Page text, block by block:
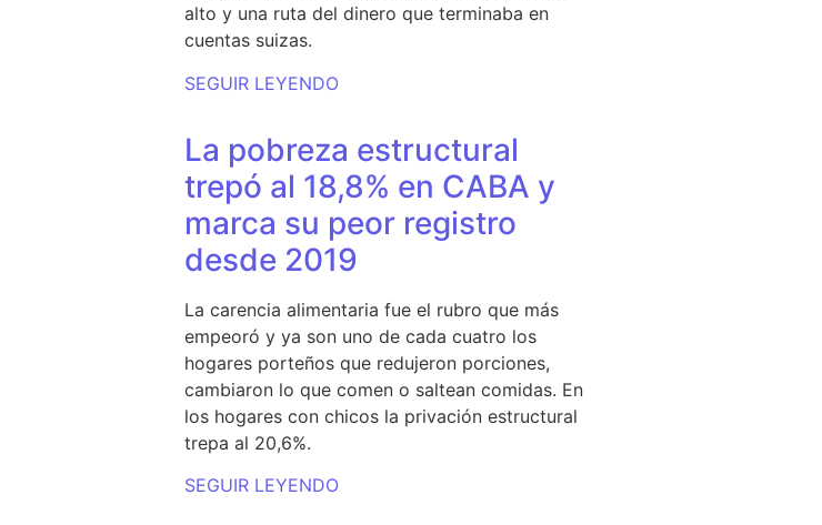
alto y una ruta del dinero que terminaba en
cuentas suizas.
SEGUIR LEYENDO
La pobreza estructural
trepó al 18,8% en CABA y
marca su peor registro
desde 2019
La carencia alimentaria fue el rubro que más
empeoró y ya son uno de cada cuatro los
hogares porteños que redujeron porciones,
cambiaron lo que comen o saltean comidas. En
los hogares con chicos la privación estructural
trepa al 20,6%.
SEGUIR LEYENDO